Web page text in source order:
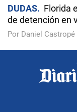
DUDAS
Florida
de detención en
Por Daniel Castropé